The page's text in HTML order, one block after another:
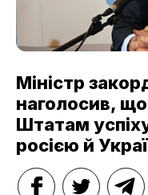
Міністр
наголосив,
Штатам
росією й